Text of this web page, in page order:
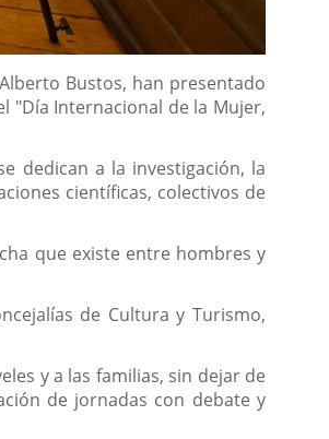
Bustos, han presentado
"Día Internacional de la Mujer,
dedican a la investigación, la
científicas, colectivos de
que existe entre hombres y
de Cultura y Turismo,
y a las familias, sin dejar de
de jornadas con debate y